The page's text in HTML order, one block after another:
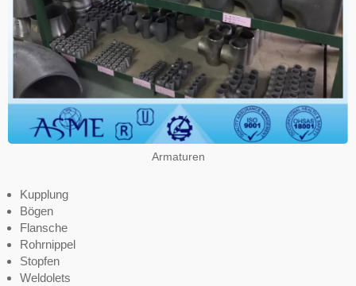
Armaturen
Kupplung
Bögen
Flansche
Rohrnippel
Stopfen
Weldolets